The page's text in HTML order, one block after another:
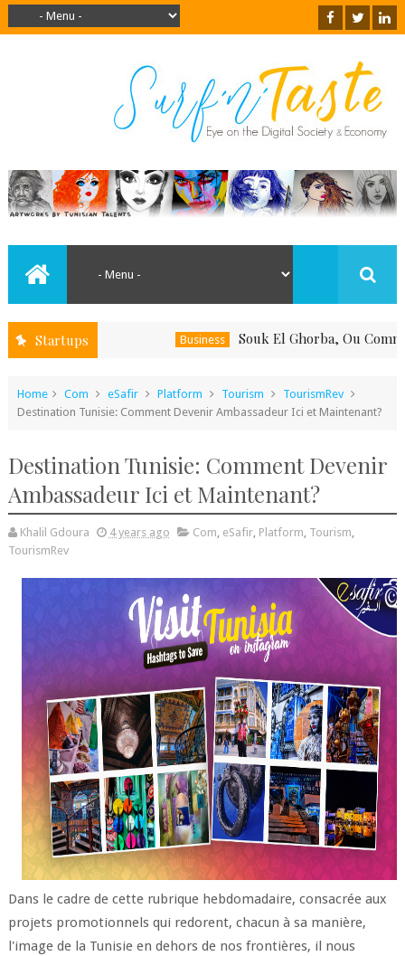
Startups Business Souk El Ghorba, Ou Comment
Home Com eSafir Platform Tourism
TourismRev
Destination Tunisie: Comment Devenir Ambassadeur Ici et Maintenant?
Destination Tunisie: Comment Devenir
Ambassadeur Ici et Maintenant?
Khalil Gdoura 4 years ago Com, eSafir, Platform, Tourism,
TourismRev
Dans le cadre de cette rubrique hebdomadaire, consacrée aux
projets promotionnels qui redorent, chacun à sa manière,
l'image de la Tunisie en dehors de nos frontières, il nous